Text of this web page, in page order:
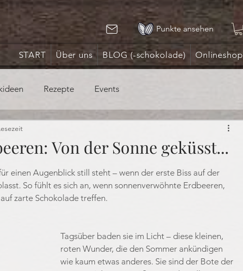
Punkte ansehen
START Über uns BLOG (-schokolade) Onlineshop
Rezepte Events
Von der Sonne geküsst...
einen Augenblick still steht – wenn der erste Biss auf der
So fühlt es sich an, wenn sonnenverwöhnte Erdbeeren,
zarte Schokolade treffen.
Tagsüber baden sie im Licht – diese kleinen,
roten Wunder, die den Sommer ankündigen
wie kaum etwas anderes. Sie sind der Bote der